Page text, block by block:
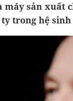
máy sản xuất
trong hệ